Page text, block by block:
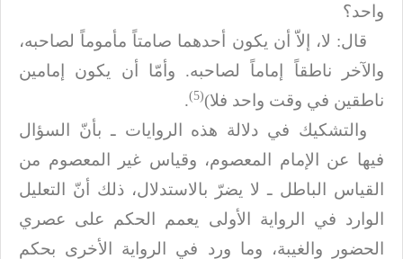
واحد؟
قال: لا، إلاّ أن يكون أحدهما صامتاً مأموماً لصاحبه،
والآخر ناطقاً إماماً
لصاحبه. وأمّا أن يكون إمامين
ناطقين في وقت واحد فلا)(5)
.
والتشكيك في دلالة هذه الروايات ـ بأنّ السؤال
فيها عن الإمام المعصوم، وقياس غير المعصوم من
القياس الباطل ـ لا يضرّ بالاستدلال، ذلك أنّ التعليل
الوارد في الرواية الأولى يعمم الحكم على عصري
الحضور والغيبة، وما ورد في الرواية الأخرى بحكم